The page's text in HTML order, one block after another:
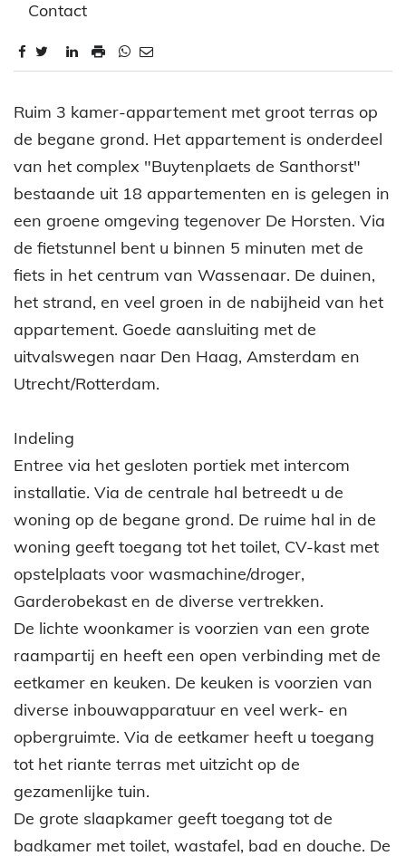
Contact
Omschrijving
Ruim 3 kamer-appartement met groot terras op
de begane grond. Het appartement is onderdeel
van het complex "Buytenplaets de Santhorst"
bestaande uit 18 appartementen en is gelegen in
een groene omgeving tegenover De Horsten. Via
de fietstunnel bent u binnen 5 minuten met de
fiets in het centrum van Wassenaar. De duinen,
het strand, en veel groen in de nabijheid van het
appartement. Goede aansluiting met de
uitvalswegen naar Den Haag, Amsterdam en
Utrecht/Rotterdam.
Indeling
Entree via het gesloten portiek met intercom
installatie. Via de centrale hal betreedt u de
woning op de begane grond. De ruime hal in de
woning geeft toegang tot het toilet, CV-kast met
opstelplaats voor wasmachine/droger,
Garderobekast en de diverse vertrekken.
De lichte woonkamer is voorzien van een grote
raampartij en heeft een open verbinding met de
eetkamer en keuken. De keuken is voorzien van
diverse inbouwapparatuur en veel werk- en
opbergruimte. Via de eetkamer heeft u toegang
tot het riante terras met uitzicht op de
gezamenlijke tuin.
De grote slaapkamer geeft toegang tot de
badkamer met toilet, wastafel, bad en douche. De